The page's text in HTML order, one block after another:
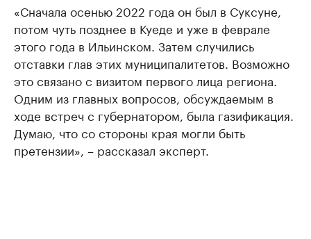
«Сначала осенью 2022 года он был в Суксуне,
потом чуть позднее в Куеде и уже в феврале
этого года в Ильинском. Затем случились
отставки глав этих муниципалитетов. Возможно
это связано с визитом первого лица региона.
Одним из главных вопросов, обсуждаемым в
ходе встреч с губернатором, была газификация.
Думаю, что со стороны края могли быть
претензии», – рассказал эксперт.